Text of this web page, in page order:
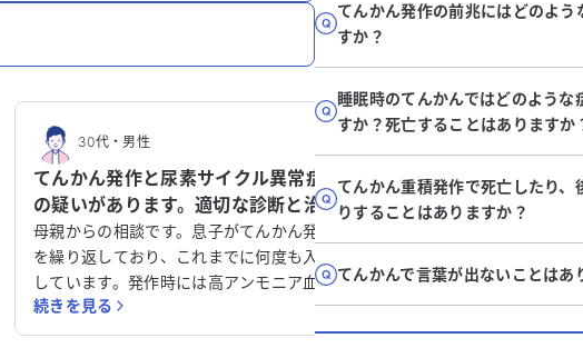
30代・男性
てんかん発作と尿素サイクル異常症
の疑いがあります。適切な診断と治療
ができる病院・医師について教えて
ください。
母親からの相談です。息子がてんかん発作
を繰り返しており、これまでに何度も入院
しています。発作時には高アンモニア血症
が見られますが、内科ではアンモニアが原
因ではないと診断されています。尿酸値も
続きを見る
てんかんと診断され、
情抑制の難しさに不
れ、精密検査を受けたう
ています。さらに、慢性
治療も受けています。 最近、依存症の欲求
続きを見る
てんかん発作の前兆にはどのよう
すか？
睡眠時のてんかんではどのような
すか？死亡することはありますか
てんかん重積発作で死亡したり、
りすることはありますか？
てんかんで言葉が出ないことはあ